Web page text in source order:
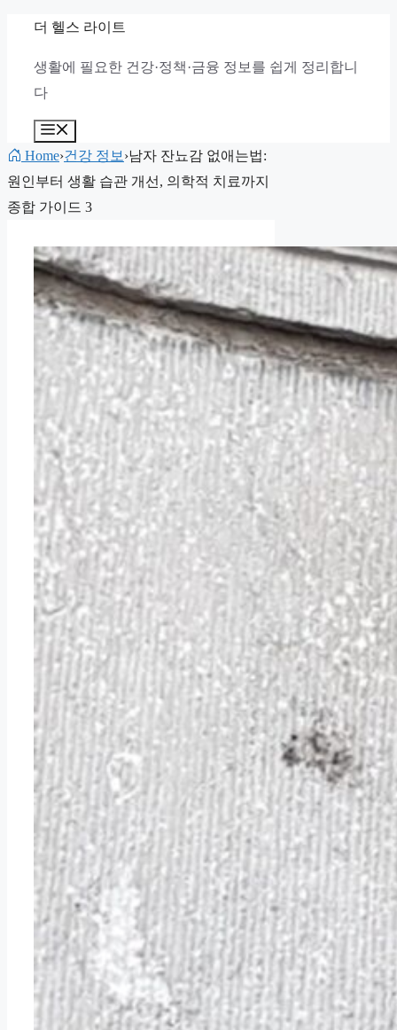
너
뛰
기
더 헬스 라이트
생활에 필요한 건강·정책·금융 정보를 쉽게 정리합니
다
뉴
Home›건강 정보 ›남자 잔뇨감 없애는법:
원인부터 생활 습관 개선, 의학적 치료까지
종합 가이드 3